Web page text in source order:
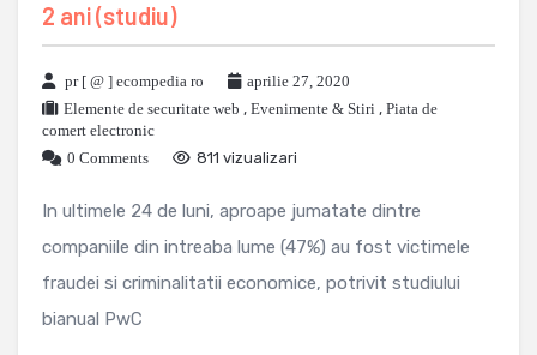
2 ani (studiu)
pr [ @ ] ecompedia ro
aprilie 27, 2020
Elemente de securitate web , Evenimente & Stiri , Piata de
comert electronic
0 Comments
811 vizualizari
In ultimele 24 de luni, aproape jumatate dintre
companiile din intreaba lume (47%) au fost victimele
fraudei si criminalitatii economice, potrivit studiului
bianual PwC